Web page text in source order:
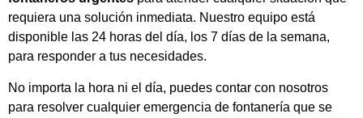
requiera una solución inmediata. Nuestro equipo está
disponible las 24 horas del día, los 7 días de la semana,
para responder a tus necesidades.
No importa la hora ni el día, puedes contar con nosotros
para resolver cualquier emergencia de fontanería que se